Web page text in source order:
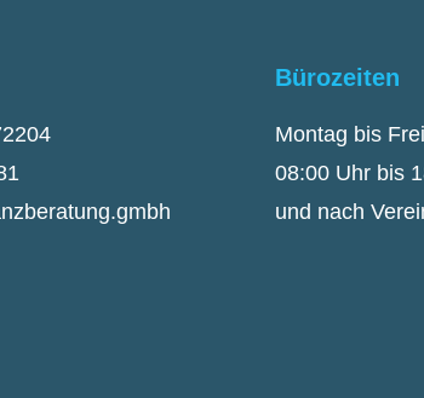
Bürozeiten
Montag bis
08:00 Uhr bis
und nach